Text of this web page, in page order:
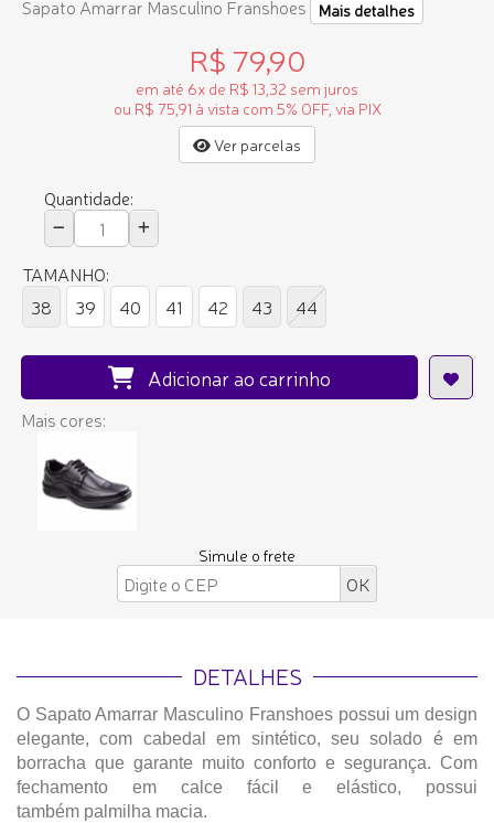
Sapato Amarrar Masculino Franshoes
Mais detalhes
R$ 79,90
em até 6x de R$ 13,32 sem juros
ou R$ 75,91 à vista com 5% OFF, via PIX
Ver parcelas
Quantidade:
TAMANHO:
38
39 40 41 42 43 44
Adicionar ao carrinho
Mais cores:
Simule o frete
DETALHES
O Sapato Amarrar Masculino Franshoes possui um design
elegante, com cabedal em sintético, seu solado é em
borracha que garante muito conforto e segurança. Com
fechamento em calce fácil e elástico, possui
também palmilha macia.